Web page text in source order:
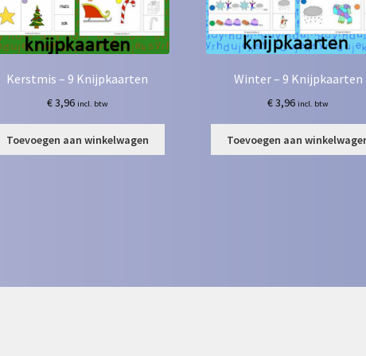
Kerstmis – 9 Knijpkaarten
€3,96 incl. btw
Toevoegen aan winkelwagen
Winter – 9 Knijpkaarten
€3,96 incl. btw
Toevoegen aan